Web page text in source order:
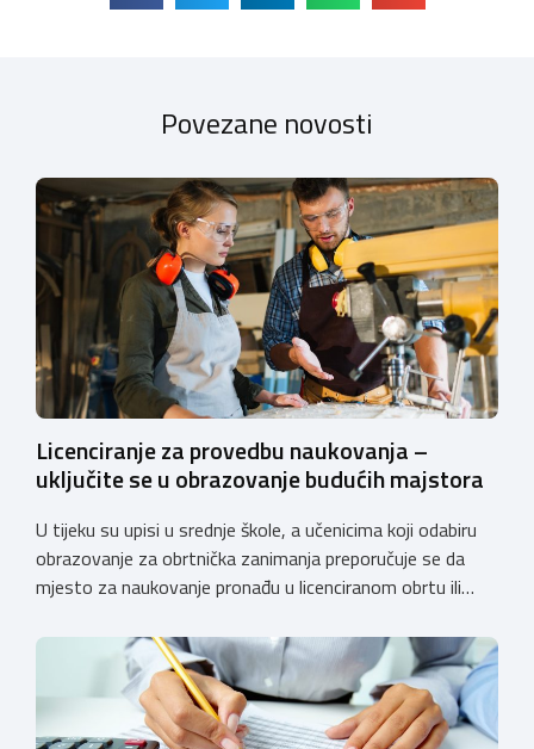
Povezane novosti
Licenciranje za provedbu naukovanja –
uključite se u obrazovanje budućih majstora
U tijeku su upisi u srednje škole, a učenicima koji odabiru
obrazovanje za obrtnička zanimanja preporučuje se da
mjesto za naukovanje pronađu u licenciranom obrtu ili
koji još nemaju licenciju da pokrenu postupak
licenciranja kako bi budućim učenicima omogućili
kvalitetno i sigurno stjecanje praktičnih znanja, a
istodobno ulagali u razvoj […]